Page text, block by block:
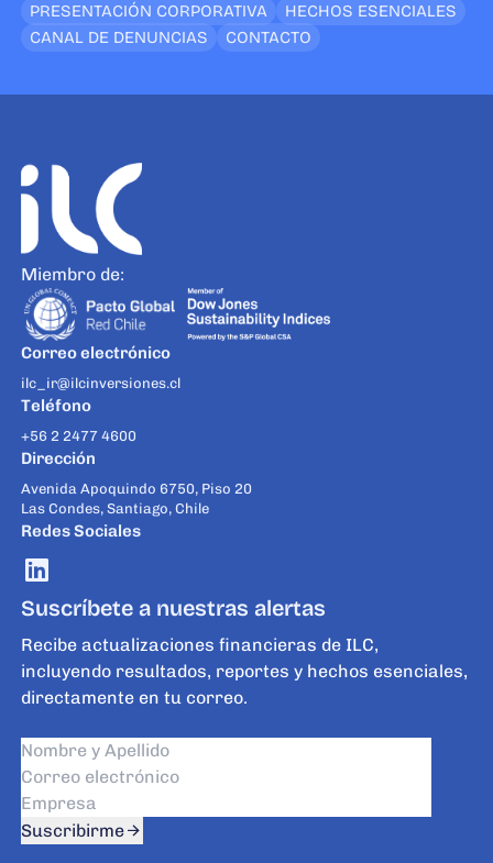
PRESENTACIÓN CORPORATIVA
HECHOS ESENCIALES
CANAL DE DENUNCIAS
CONTACTO
Miembro de:
Correo electrónico
ilc_ir@ilcinversiones.cl
Teléfono
+56 2 2477 4600
Dirección
Avenida Apoquindo 6750, Piso 20
Las Condes, Santiago, Chile
Redes Sociales
Suscríbete a nuestras alertas
Recibe actualizaciones financieras de ILC,
incluyendo resultados, reportes y hechos esenciales,
directamente en tu correo.
Suscribirme